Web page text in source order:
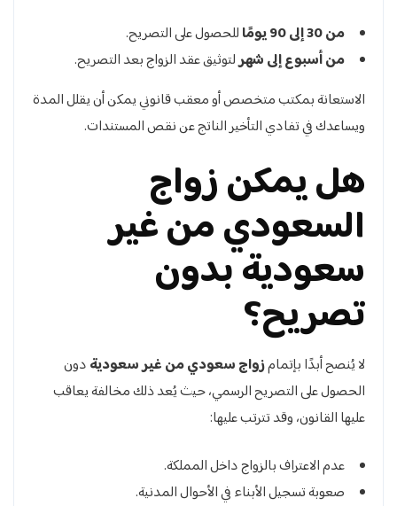
من 30 إلى 90 يومًا
للحصول على التصريح.
من أسبوع إلى شهرلتوثيق عقد الزواج بعد التصريح.
الاستعانة بمكتب متخصص أو معقب قانوني يمكن أن يقلل المدة
ويساعدك في تفادي التأخير الناتج عن نقص المستندات.
هل يمكن زواج
السعودي من غير
سعودية بدون
تصريح؟
لا يُنصح أبدًا بإتمامزواج سعودي من غير سعوديةدون
الحصول على التصريح الرسمي، حيث يُعد ذلك مخالفة يعاقب
عليها القانون، وقد تترتب عليها:
عدم الاعتراف بالزواج داخل المملكة.
صعوبة تسجيل الأبناء في الأحوال المدنية.